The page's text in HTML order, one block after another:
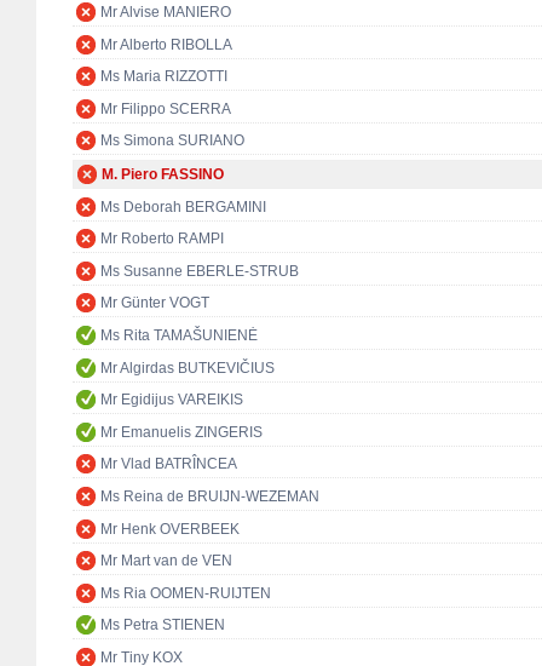
Mr Alvise MANIERO
Mr Alberto RIBOLLA
Ms Maria RIZZOTTI
Mr Filippo SCERRA
Ms Simona SURIANO
M. Piero FASSINO
Ms Deborah BERGAMINI
Mr Roberto RAMPI
Ms Susanne EBERLE-STRUB
Mr Günter VOGT
Ms Rita TAMAŠUNIENĖ
Mr Algirdas BUTKEVIČIUS
Mr Egidijus VAREIKIS
Mr Emanuelis ZINGERIS
Mr Vlad BATRÎNCEA
Ms Reina de BRUIJN-WEZEMAN
Mr Henk OVERBEEK
Mr Mart van de VEN
Ms Ria OOMEN-RUIJTEN
Ms Petra STIENEN
Mr Tiny KOX